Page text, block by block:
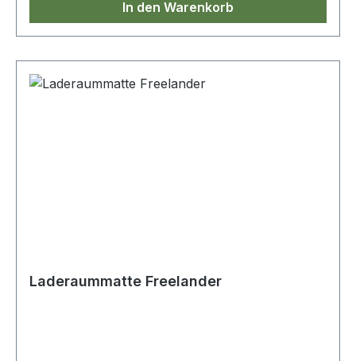
In den Warenkorb
Laderaummatte Freelander